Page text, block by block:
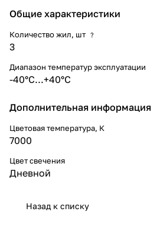
Общие характеристики
Количество жил, шт ?
3
Диапазон температур эксплуатации
-40°C...+40°C
Дополнительная информация
Цветовая температура, К
7000
Цвет свечения
Дневной
Назад к списку